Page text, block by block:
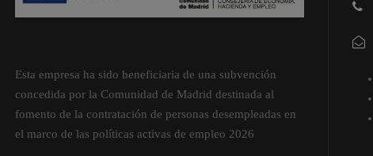
Esta empresa ha sido beneficiaria de una subvención
concedida por la Comunidad de Madrid destinada al
fomento de la contratación de personas desempleadas en
el marco de las políticas activas de empleo 2026